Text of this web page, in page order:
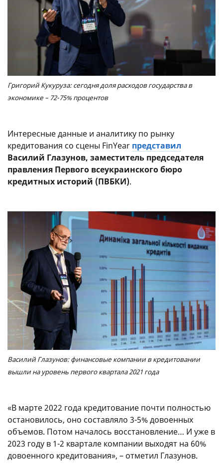
Григорий Кукуруза: сегодня доля расходов государства в
экономике – 72-75% процентов
Интересные данные и аналитику по рынку
кредитования со сцены FinYear представил
Василий Глазунов, заместитель председателя
правления Первого всеукраинского бюро
кредитных историй (ПВБКИ).
Василий Глазунов: финансовые компании в кредитовании
вышли на уровень первого квартала 2021 года
«В марте 2022 года кредитование почти полностью
остановилось, оно составляло 3-5% довоенных
объемов. Потом началось восстановление… И уже в
2023 году в 1-2 квартале компании выходят на 60%
довоенного кредитования», – отметил Глазунов.